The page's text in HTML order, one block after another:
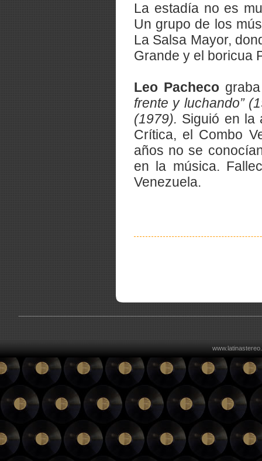
La estadía no es
Un grupo de los
La Salsa Mayor,
Grande y el boricua
Leo Pacheco
frente y luchando”
(1979). Siguió en la
Crítica, el Combo
años no se
en la música.
Venezuela.